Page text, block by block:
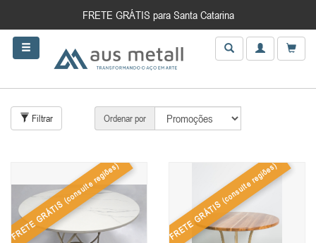
FRETE GRÁTIS para Santa Catarina
Filtrar Ordenar por
FRETE GRÁTIS
(consulte regiões)
FRETE GRÁTIS
(consulte regiões)